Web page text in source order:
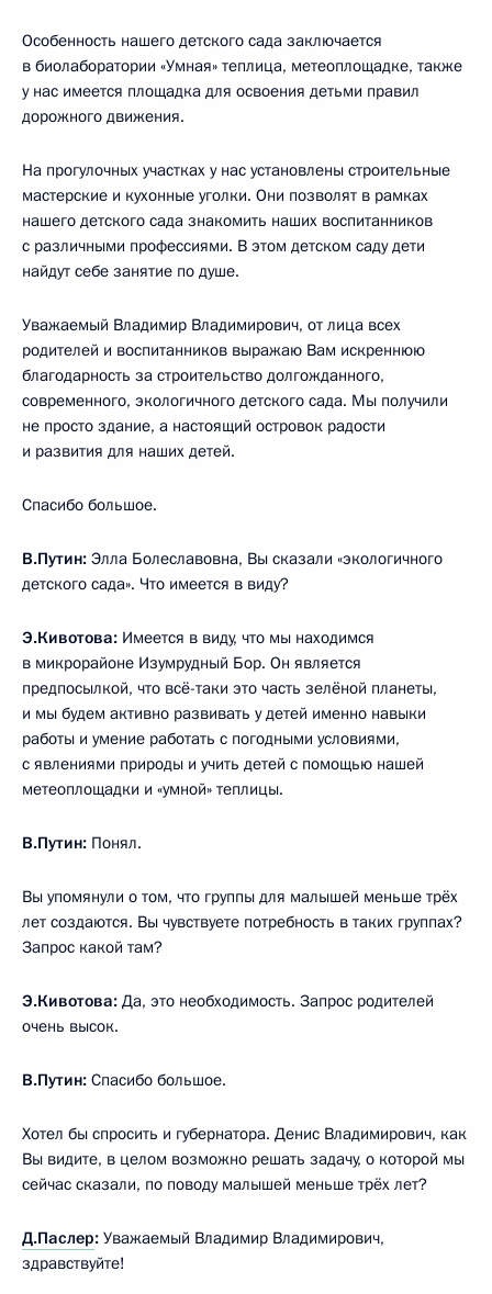
Особенность нашего детского сада заключается
в биолаборатории «Умная» теплица, метеоплощадке, также
у нас имеется площадка для освоения детьми правил
дорожного движения.
На прогулочных участках у нас установлены строительные
мастерские и кухонные уголки. Они позволят в рамках
нашего детского сада знакомить наших воспитанников
с различными профессиями. В этом детском саду дети
найдут себе занятие по душе.
Уважаемый Владимир Владимирович, от лица всех
родителей и воспитанников выражаю Вам искреннюю
благодарность за строительство долгожданного,
современного, экологичного детского сада. Мы получили
не просто здание, а настоящий островок радости
и развития для наших детей.
Спасибо большое.
В.Путин: Элла Болеславовна, Вы сказали «экологичного
детского сада». Что имеется в виду?
Э.Кивотова: Имеется в виду, что мы находимся
в микрорайоне Изумрудный Бор. Он является
предпосылкой, что всё-таки это часть зелёной планеты,
и мы будем активно развивать у детей именно навыки
работы и умение работать с погодными условиями,
с явлениями природы и учить детей с помощью нашей
метеоплощадки и «умной» теплицы.
В.Путин: Понял.
Вы упомянули о том, что группы для малышей меньше трёх
лет создаются. Вы чувствуете потребность в таких группах?
Запрос какой там?
Э.Кивотова: Да, это необходимость. Запрос родителей
очень высок.
В.Путин: Спасибо большое.
Хотел бы спросить и губернатора. Денис Владимирович, как
Вы видите, в целом возможно решать задачу, о которой мы
сейчас сказали, по поводу малышей меньше трёх лет?
Д.Паслер: Уважаемый Владимир Владимирович,
здравствуйте!